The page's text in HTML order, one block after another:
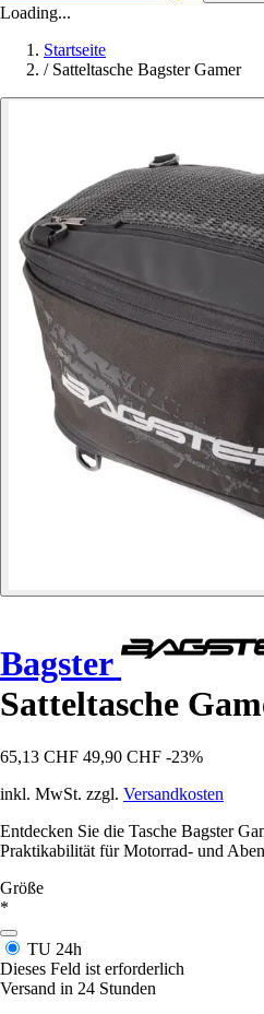
Loading...
Startseite
/ Satteltasche Bagster Gamer
Bagster
Satteltasche
65,13 CHF 49,90 CHF -23%
inkl. MwSt. zzgl. Versandkosten
Entdecken Sie die Tasche Bagster
Praktikabilität für Motorrad- und
Größe
*
TU 24h
Dieses Feld ist erforderlich
Versand in 24 Stunden